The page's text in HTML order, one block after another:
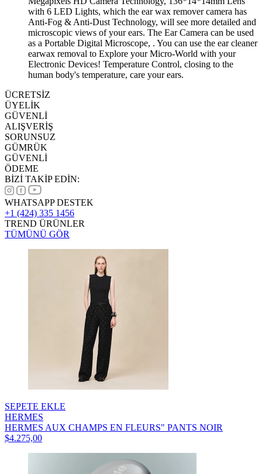
with 6 LED Lights, which the ear wax remover camera has
Anti-Fog & Anti-Dust Technology, will see more detailed and
microscopic views of your ears. The Ear Camera can be used
as a Portable Digital Microscope, . You can use the ear cleaner
earwax removal to Explore your Micro-World with your
Electronic Devices! Temperature Control, closing to the
human body's temperature, care your ears.
ÜCRETSİZ
ÜYELİK
GÜVENLİ
ALIŞVERİŞ
SORUNSUZ
GÜMRÜK
GÜVENLİ
ÖDEME
BİZİ TAKİP EDİN:
WHATSAPP DESTEK
+1 (424) 335 1456
TREND ÜRÜNLER
TÜMÜNÜ GÖR
SEPETE EKLE
HERMES
HERMES AUX CHAMPS EN FLEURS" PANTS NOIR
$4.275,00